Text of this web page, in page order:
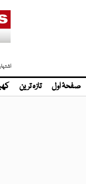
صفحۂ اول تازہ ترین